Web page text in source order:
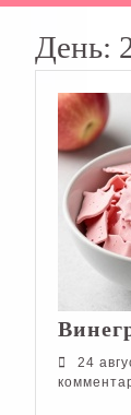
День:
24